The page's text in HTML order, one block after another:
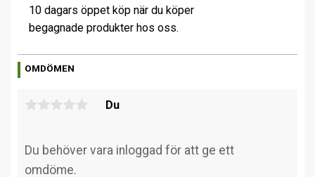
10 dagars öppet köp när du köper
begagnade produkter hos oss.
OMDÖMEN
Du